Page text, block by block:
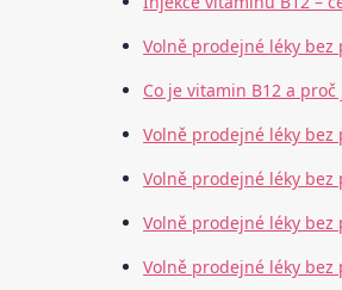
Volně prodejné léky bez
Co je vitamin B12 a
Volně prodejné léky bez
Volně prodejné léky bez
Volně prodejné léky bez
Volně prodejné léky bez